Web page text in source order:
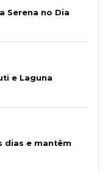
Serena no Dia
e Laguna
dias e mantêm